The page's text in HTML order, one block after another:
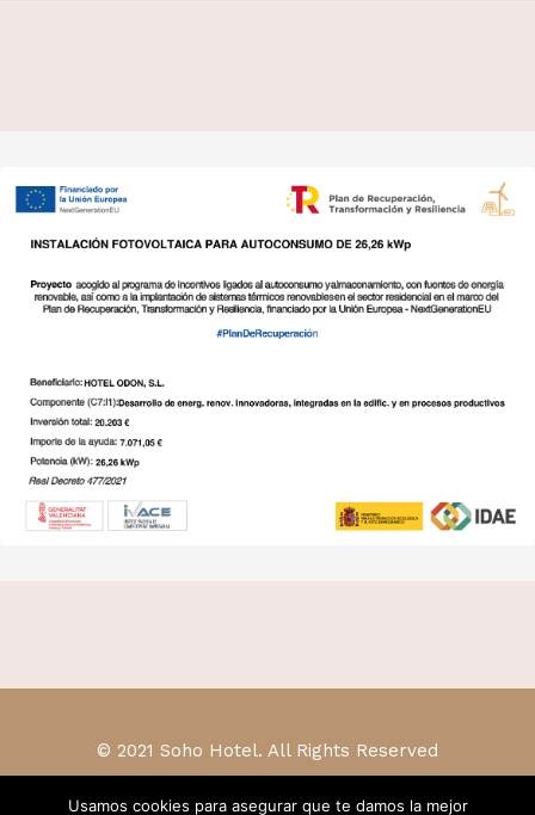
© 2021 Soho Hotel. All Rights Reserved
Usamos cookies para asegurar que te damos la mejor